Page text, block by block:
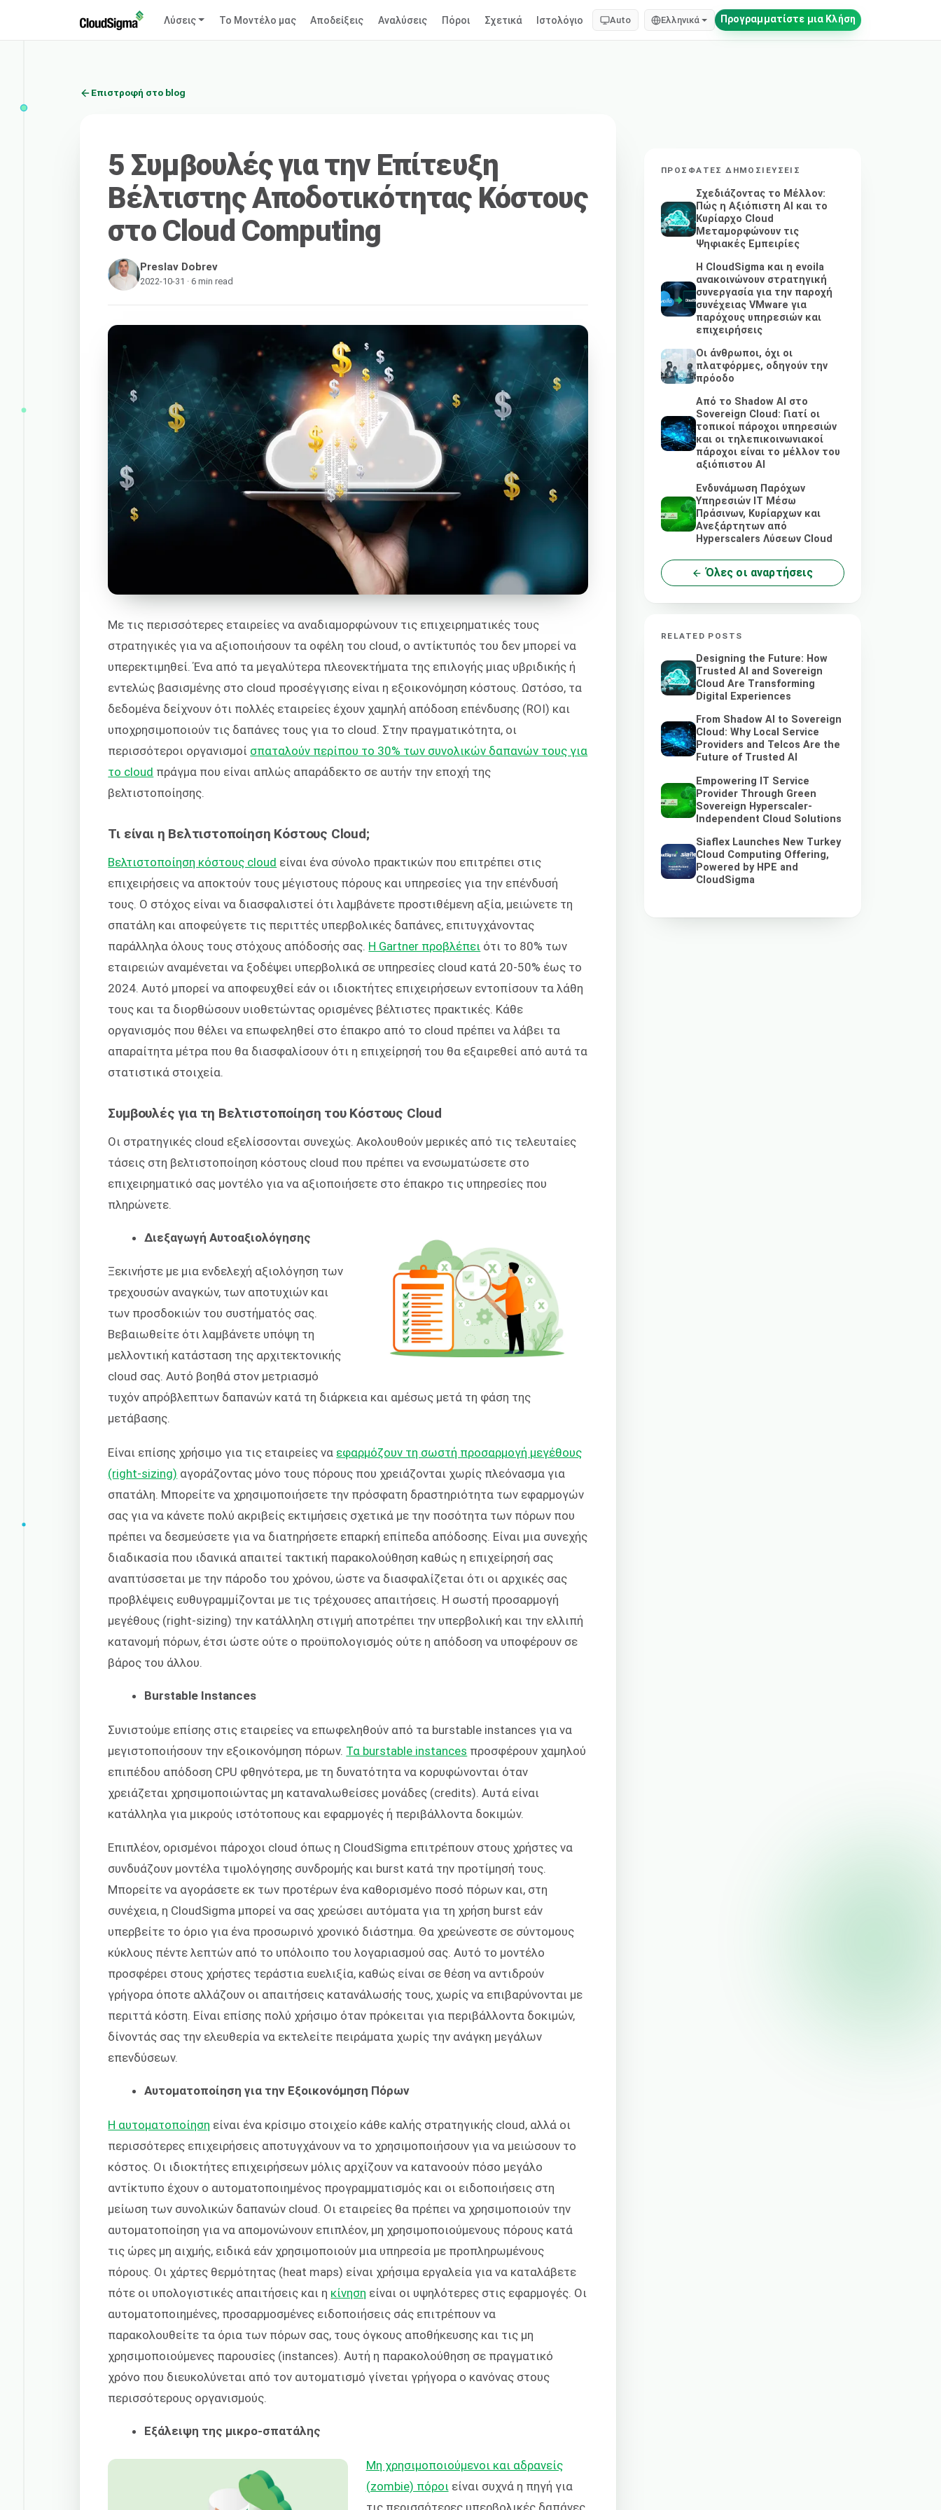
Λύσεις Το Μοντέλο μας Αποδείξεις Αναλύσεις Πόροι Σχετικά Ιστολόγιο Auto Ελληνικά Προγραμματίστε μια Κλήση
Επιστροφή στο blog
5 Συμβουλές για την Επίτευξη
Βέλτιστης Αποδοτικότητας Κόστους
στο Cloud Computing
Preslav Dobrev
2022-10-31 · 6 min read
Με τις περισσότερες εταιρείες να αναδιαμορφώνουν τις επιχειρηματικές τους
στρατηγικές για να αξιοποιήσουν τα οφέλη του cloud, ο αντίκτυπός του δεν μπορεί να
υπερεκτιμηθεί. Ένα από τα μεγαλύτερα πλεονεκτήματα της επιλογής μιας υβριδικής ή
εντελώς βασισμένης στο cloud προσέγγισης είναι η εξοικονόμηση κόστους. Ωστόσο, τα
δεδομένα δείχνουν ότι πολλές εταιρείες έχουν χαμηλή απόδοση επένδυσης (ROI) και
υποχρησιμοποιούν τις δαπάνες τους για το cloud. Στην πραγματικότητα, οι
περισσότεροι οργανισμοί σπαταλούν περίπου το 30% των συνολικών δαπανών τους για
το cloud πράγμα που είναι απλώς απαράδεκτο σε αυτήν την εποχή της
βελτιστοποίησης.
Τι είναι η Βελτιστοποίηση Κόστους Cloud;
Βελτιστοποίηση κόστους cloud είναι ένα σύνολο πρακτικών που επιτρέπει στις
επιχειρήσεις να αποκτούν τους μέγιστους πόρους και υπηρεσίες για την επένδυσή
τους. Ο στόχος είναι να διασφαλιστεί ότι λαμβάνετε προστιθέμενη αξία, μειώνετε τη
σπατάλη και αποφεύγετε τις περιττές υπερβολικές δαπάνες, επιτυγχάνοντας
παράλληλα όλους τους στόχους απόδοσής σας. Η Gartner προβλέπει ότι το 80% των
εταιρειών αναμένεται να ξοδέψει υπερβολικά σε υπηρεσίες cloud κατά 20-50% έως το
2024. Αυτό μπορεί να αποφευχθεί εάν οι ιδιοκτήτες επιχειρήσεων εντοπίσουν τα λάθη
τους και τα διορθώσουν υιοθετώντας ορισμένες βέλτιστες πρακτικές. Κάθε
οργανισμός που θέλει να επωφεληθεί στο έπακρο από το cloud πρέπει να λάβει τα
απαραίτητα μέτρα που θα διασφαλίσουν ότι η επιχείρησή του θα εξαιρεθεί από αυτά τα
στατιστικά στοιχεία.
Συμβουλές για τη Βελτιστοποίηση του Κόστους Cloud
Οι στρατηγικές cloud εξελίσσονται συνεχώς. Ακολουθούν μερικές από τις τελευταίες
τάσεις στη βελτιστοποίηση κόστους cloud που πρέπει να ενσωματώσετε στο
επιχειρηματικό σας μοντέλο για να αξιοποιήσετε στο έπακρο τις υπηρεσίες που
πληρώνετε.
Διεξαγωγή Αυτοαξιολόγησης
Ξεκινήστε με μια ενδελεχή αξιολόγηση των
τρεχουσών αναγκών, των αποτυχιών και
των προσδοκιών του συστήματός σας.
Βεβαιωθείτε ότι λαμβάνετε υπόψη τη
μελλοντική κατάσταση της αρχιτεκτονικής
cloud σας. Αυτό βοηθά στον μετριασμό
τυχόν απρόβλεπτων δαπανών κατά τη διάρκεια και αμέσως μετά τη φάση της
μετάβασης.
Είναι επίσης χρήσιμο για τις εταιρείες να εφαρμόζουν τη σωστή προσαρμογή μεγέθους
(right-sizing) αγοράζοντας μόνο τους πόρους που χρειάζονται χωρίς πλεόνασμα για
σπατάλη. Μπορείτε να χρησιμοποιήσετε την πρόσφατη δραστηριότητα των εφαρμογών
σας για να κάνετε πολύ ακριβείς εκτιμήσεις σχετικά με την ποσότητα των πόρων που
πρέπει να δεσμεύσετε για να διατηρήσετε επαρκή επίπεδα απόδοσης. Είναι μια συνεχής
διαδικασία που ιδανικά απαιτεί τακτική παρακολούθηση καθώς η επιχείρησή σας
αναπτύσσεται με την πάροδο του χρόνου, ώστε να διασφαλίζεται ότι οι αρχικές σας
προβλέψεις ευθυγραμμίζονται με τις τρέχουσες απαιτήσεις. Η σωστή προσαρμογή
μεγέθους (right-sizing) την κατάλληλη στιγμή αποτρέπει την υπερβολική και την ελλιπή
κατανομή πόρων, έτσι ώστε ούτε ο προϋπολογισμός ούτε η απόδοση να υποφέρουν σε
βάρος του άλλου.
Burstable Instances
Συνιστούμε επίσης στις εταιρείες να επωφεληθούν από τα burstable instances για να
μεγιστοποιήσουν την εξοικονόμηση πόρων. Τα burstable instances προσφέρουν χαμηλού
επιπέδου απόδοση CPU φθηνότερα, με τη δυνατότητα να κορυφώνονται όταν
χρειάζεται χρησιμοποιώντας μη καταναλωθείσες μονάδες (credits). Αυτά είναι
κατάλληλα για μικρούς ιστότοπους και εφαρμογές ή περιβάλλοντα δοκιμών.
Επιπλέον, ορισμένοι πάροχοι cloud όπως η CloudSigma επιτρέπουν στους χρήστες να
συνδυάζουν μοντέλα τιμολόγησης συνδρομής και burst κατά την προτίμησή τους.
Μπορείτε να αγοράσετε εκ των προτέρων ένα καθορισμένο ποσό πόρων και, στη
συνέχεια, η CloudSigma μπορεί να σας χρεώσει αυτόματα για τη χρήση burst εάν
υπερβείτε το όριο για ένα προσωρινό χρονικό διάστημα. Θα χρεώνεστε σε σύντομους
κύκλους πέντε λεπτών από το υπόλοιπο του λογαριασμού σας. Αυτό το μοντέλο
προσφέρει στους χρήστες τεράστια ευελιξία, καθώς είναι σε θέση να αντιδρούν
γρήγορα όποτε αλλάζουν οι απαιτήσεις κατανάλωσής τους, χωρίς να επιβαρύνονται με
περιττά κόστη. Είναι επίσης πολύ χρήσιμο όταν πρόκειται για περιβάλλοντα δοκιμών,
δίνοντάς σας την ελευθερία να εκτελείτε πειράματα χωρίς την ανάγκη μεγάλων
επενδύσεων.
Αυτοματοποίηση για την Εξοικονόμηση Πόρων
Η αυτοματοποίηση είναι ένα κρίσιμο στοιχείο κάθε καλής στρατηγικής cloud, αλλά οι
περισσότερες επιχειρήσεις αποτυγχάνουν να το χρησιμοποιήσουν για να μειώσουν το
κόστος. Οι ιδιοκτήτες επιχειρήσεων μόλις αρχίζουν να κατανοούν πόσο μεγάλο
αντίκτυπο έχουν ο αυτοματοποιημένος προγραμματισμός και οι ειδοποιήσεις στη
μείωση των συνολικών δαπανών cloud. Οι εταιρείες θα πρέπει να χρησιμοποιούν την
αυτοματοποίηση για να απομονώνουν επιπλέον, μη χρησιμοποιούμενους πόρους κατά
τις ώρες μη αιχμής, ειδικά εάν χρησιμοποιούν μια υπηρεσία με προπληρωμένους
πόρους. Οι χάρτες θερμότητας (heat maps) είναι χρήσιμα εργαλεία για να καταλάβετε
πότε οι υπολογιστικές απαιτήσεις και η κίνηση είναι οι υψηλότερες στις εφαρμογές. Οι
αυτοματοποιημένες, προσαρμοσμένες ειδοποιήσεις σάς επιτρέπουν να
παρακολουθείτε τα όρια των πόρων σας, τους όγκους αποθήκευσης και τις μη
χρησιμοποιούμενες παρουσίες (instances). Αυτή η παρακολούθηση σε πραγματικό
χρόνο που διευκολύνεται από τον αυτοματισμό γίνεται γρήγορα ο κανόνας στους
περισσότερους οργανισμούς.
Εξάλειψη της μικρο-σπατάλης
Μη χρησιμοποιούμενοι και αδρανείς
(zombie) πόροι είναι συχνά η πηγή για
τις περισσότερες υπερβολικές δαπάνες
ΠΡΌΣΦΑΤΕΣ ΔΗΜΟΣΙΕΎΣΕΙΣ
Σχεδιάζοντας το Μέλλον:
Πώς η Αξιόπιστη AI και το
Κυρίαρχο Cloud
Μεταμορφώνουν τις
Ψηφιακές Εμπειρίες
Η CloudSigma και η evoila
ανακοινώνουν στρατηγική
συνεργασία για την παροχή
συνέχειας VMware για
παρόχους υπηρεσιών και
επιχειρήσεις
Οι άνθρωποι, όχι οι
πλατφόρμες, οδηγούν την
πρόοδο
Από το Shadow AI στο
Sovereign Cloud: Γιατί οι
τοπικοί πάροχοι υπηρεσιών
και οι τηλεπικοινωνιακοί
πάροχοι είναι το μέλλον του
αξιόπιστου AI
Ενδυνάμωση Παρόχων
Υπηρεσιών IT Μέσω
Πράσινων, Κυρίαρχων και
Ανεξάρτητων από
Hyperscalers Λύσεων Cloud
Όλες οι αναρτήσεις
RELATED POSTS
Designing the Future: How
Trusted AI and Sovereign
Cloud Are Transforming
Digital Experiences
From Shadow AI to Sovereign
Cloud: Why Local Service
Providers and Telcos Are the
Future of Trusted AI
Empowering IT Service
Provider Through Green
Sovereign Hyperscaler-
Independent Cloud Solutions
Siaflex Launches New Turkey
Cloud Computing Offering,
Powered by HPE and
CloudSigma